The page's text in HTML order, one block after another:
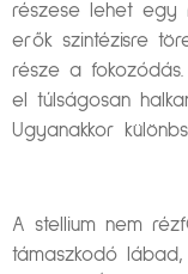
részese lehet egy
erők szintézisre
része a
el túlságosan
Ugyanakkor
A stellium nem
támaszkodó